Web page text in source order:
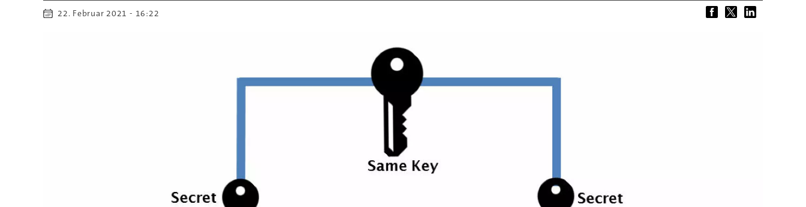
22. Februar 2021 - 16:22